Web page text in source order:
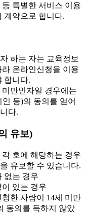
특별한 서비스 이용
계약으로 합니다.
하는 자는 교육정보
온라인신청을 이용
합니다.
만인자일 경우에는
등)의 동의를 얻어
다.
유보)
호에 해당하는 경우
유보할 수 있습니다.
없는 경우
있는 경우
한 사람이 14세 미만
동의를 득하지 않았